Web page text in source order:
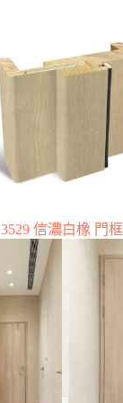
3529 信濃白橡 門框